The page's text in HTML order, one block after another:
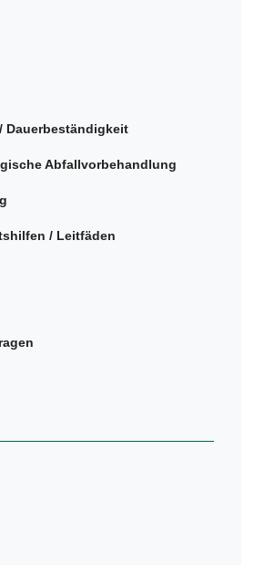
Dauerbeständigkeit
Abfallvorbehandlung
/ Leitfäden